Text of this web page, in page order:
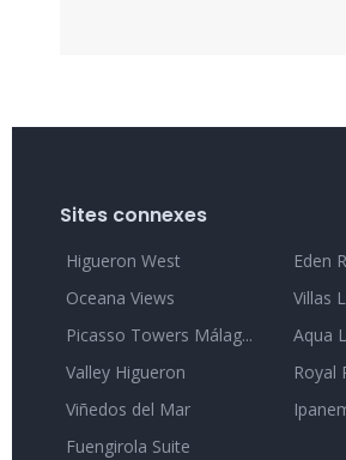
Sites connexes
Higueron West
Eden
Oceana Views
Villas
Picasso Towers Málag...
Aqua
Valley Higueron
Royal
Viñedos del Mar
Fuengirola Suite